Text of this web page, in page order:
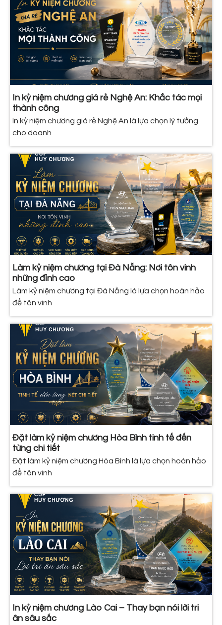
In kỷ niệm chương giá rẻ Nghệ An: Khắc tác mọi
thành công
In kỷ niệm chương giá rẻ Nghệ An là lựa chọn lý tưởng
cho doanh
Làm kỷ niệm chương tại Đà Nẵng: Nơi tôn vinh
những đỉnh cao
Làm kỷ niệm chương tại Đà Nẵng là lựa chọn hoàn hảo
để tôn vinh
Đặt làm kỷ niệm chương Hòa Bình tinh tế đến
từng chi tiết
Đặt làm kỷ niệm chương Hòa Bình là lựa chọn hoàn hảo
để tôn vinh
In kỷ niệm chương Lào Cai – Thay bạn nói lời tri
ân sâu sắc